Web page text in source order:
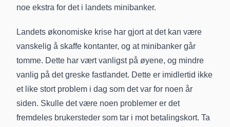
noe ekstra for det i landets minibanker.
Landets økonomiske krise har gjort at det kan være
vanskelig å skaffe kontanter, og at minibanker går
tomme. Dette har vært vanligst på øyene, og mindre
vanlig på det greske fastlandet. Dette er imidlertid ikke
et like stort problem i dag som det var for noen år
siden. Skulle det være noen problemer er det
fremdeles brukersteder som tar i mot betalingskort. Ta